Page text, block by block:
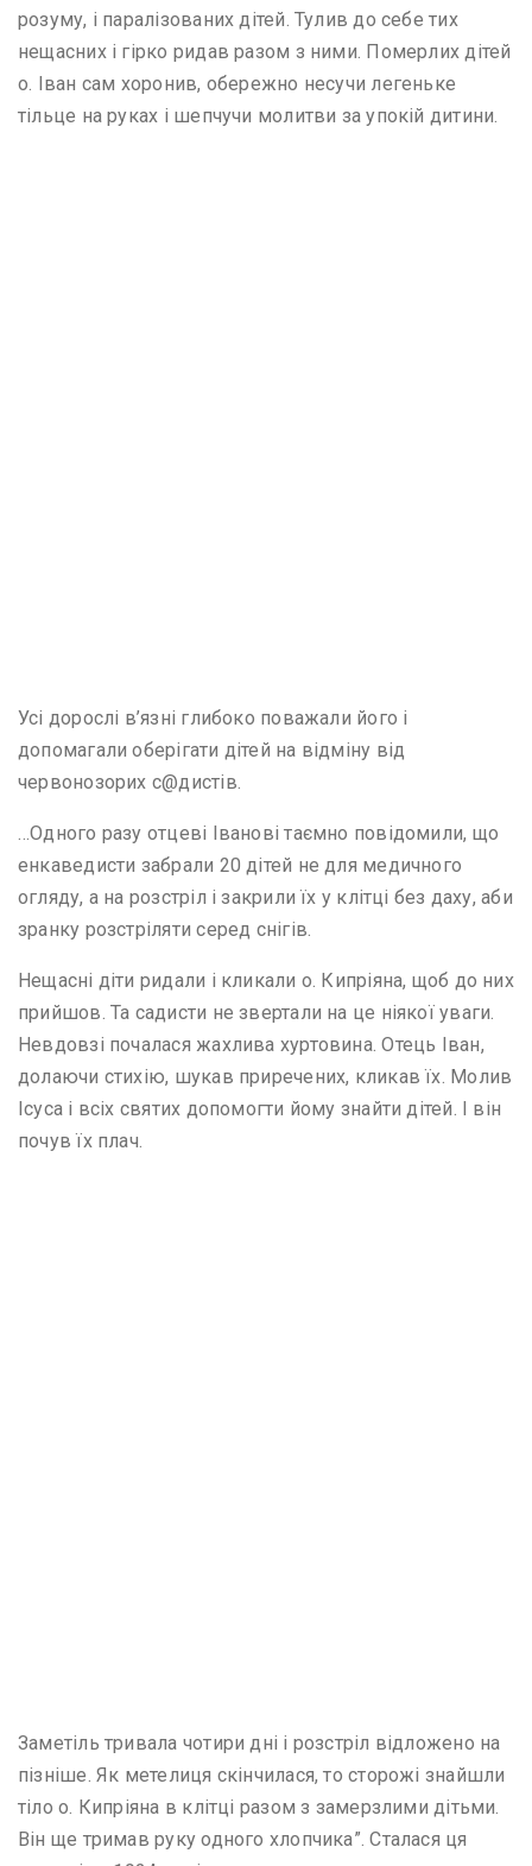
розуму, і паралізованих дітей. Тулив до себе тих
нещасних і гірко ридав разом з ними. Померлих дітей
о. Іван сам хоронив, обережно несучи легеньке
тільце на руках і шепчучи молитви за упокій дитини.
Усі дорослі в’язні глибоко поважали його і
допомагали оберігати дітей на відміну від
червонозорих с@дистів.
…Одного разу отцеві Іванові таємно повідомили, що
енкаведисти забрали 20 дітей не для медичного
огляду, а на розстріл і закрили їх у клітці без даху, аби
зранку розстріляти серед снігів.
Нещасні діти ридали і кликали о. Кипріяна, щоб до них
прийшов. Та садисти не звертали на це ніякої уваги.
Невдовзі почалася жахлива хуртовина. Отець Іван,
долаючи стихію, шукав приречених, кликав їх. Молив
Ісуса і всіх святих допомогти йому знайти дітей. І він
почув їх плач.
Заметіль тривала чотири дні і розстріл відложено на
пізніше. Як метелиця скінчилася, то сторожі знайшли
тіло о. Кипріяна в клітці разом з замерзлими дітьми.
Він ще тримав руку одного хлопчика”. Сталася ця